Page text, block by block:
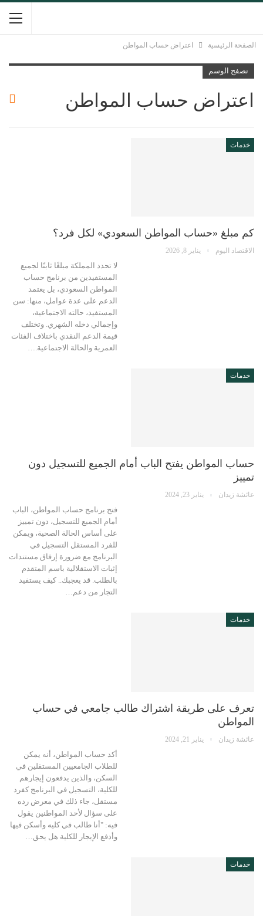
الصفحة الرئيسية اعتراض حساب المواطن
تصفح الوسم
اعتراض حساب المواطن
خدمات
كم مبلغ «حساب المواطن السعودي» لكل فرد؟
الاقتصاد اليوم يناير 8, 2026
لا تحدد المملكة مبلغًا ثابتًا لجميع
المستفيدين من برنامج حساب
المواطن السعودي، بل يعتمد
الدعم على عدة عوامل، منها: سن
المستفيد، حالته الاجتماعية،
وإجمالي دخله الشهري. وتختلف
قيمة الدعم النقدي باختلاف الفئات
العمرية والحالة الاجتماعية.…
خدمات
حساب المواطن يفتح الباب أمام الجميع للتسجيل دون
تمييز
عائشة زيدان يناير 23, 2024
فتح برنامج حساب المواطن، الباب
أمام الجميع للتسجيل، دون تمييز
على أساس الحالة الصحية، ويمكن
للفرد المستقل التسجيل في
البرنامج مع ضرورة إرفاق مستندات
إثبات الاستقلالية باسم المتقدم
بالطلب. قد يعجبك.. كيف يستفيد
التجار من دعم…
خدمات
تعرف على طريقة اشتراك طالب جامعي في حساب
المواطن
عائشة زيدان يناير 21, 2024
أكد حساب المواطن، أنه يمكن
للطلاب الجامعيين المستقلين في
السكن، والذين يدفعون إيجارهم
للكلية، التسجيل في البرنامج كفرد
مستقل، جاء ذلك في معرض رده
على سؤال لأحد المواطنين يقول
فيه: "أنا طالب في كليه وأسكن فيها
وأدفع الإيجار للكلية هل يحق…
خدمات